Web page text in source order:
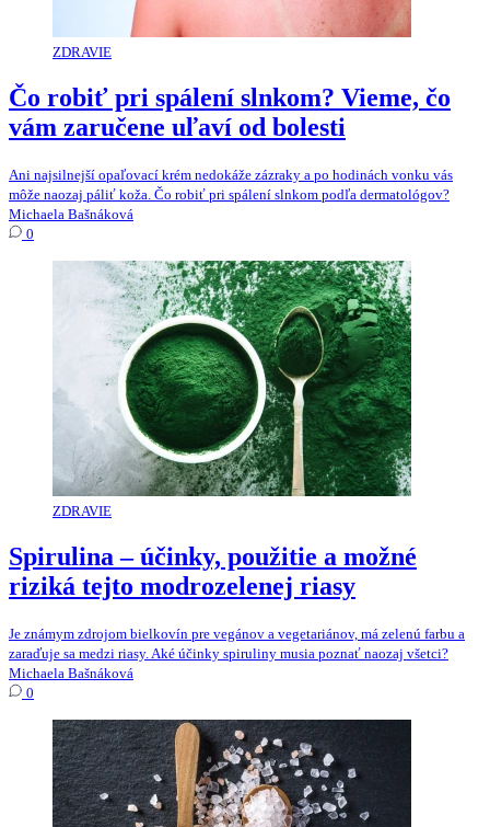
ZDRAVIE
Čo robiť pri spálení slnkom? Vieme, čo
vám zaručene uľaví od bolesti
Ani najsilnejší opaľovací krém nedokáže zázraky a po hodinách vonku vás
môže naozaj páliť koža. Čo robiť pri spálení slnkom podľa dermatológov?
Michaela Bašnáková
0
ZDRAVIE
Spirulina – účinky, použitie a možné
riziká tejto modrozelenej riasy
Je známym zdrojom bielkovín pre vegánov a vegetariánov, má zelenú farbu a
zaraďuje sa medzi riasy. Aké účinky spiruliny musia poznať naozaj všetci?
Michaela Bašnáková
0